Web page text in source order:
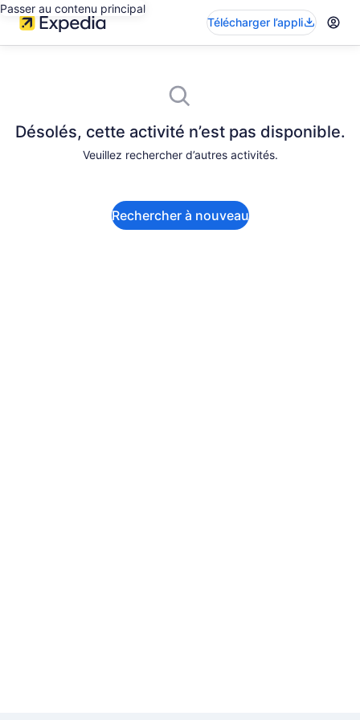
Passer au contenu principal
Télécharger l’appli
Désolés, cette activité n’est pas disponible.
Veuillez rechercher d’autres activités.
Rechercher à nouveau